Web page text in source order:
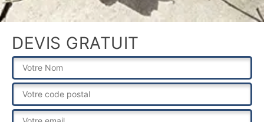
DEVIS GRATUIT